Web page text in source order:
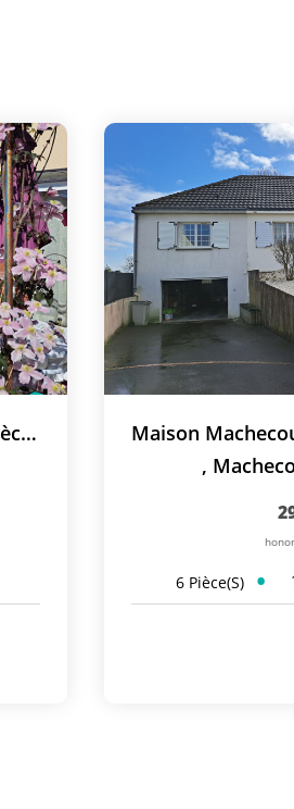
Maison Machecoul Saint Même 5 Pièce(s) 90 M2
,
6 Pièce(s)